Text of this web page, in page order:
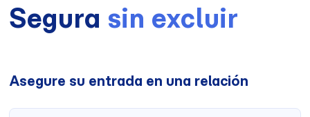
Segura sin excluir
Asegure su entrada en una relación